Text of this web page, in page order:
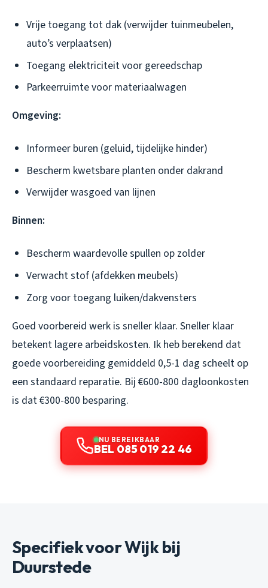
Vrije toegang tot dak (verwijder tuinmeubelen,
auto’s verplaatsen)
Toegang elektriciteit voor gereedschap
Parkeerruimte voor materiaalwagen
Omgeving:
Informeer buren (geluid, tijdelijke hinder)
Bescherm kwetsbare planten onder dakrand
Verwijder wasgoed van lijnen
Binnen:
Bescherm waardevolle spullen op zolder
Verwacht stof (afdekken meubels)
Zorg voor toegang luiken/dakvensters
Goed voorbereid werk is sneller klaar. Sneller klaar
betekent lagere arbeidskosten. Ik heb berekend dat
goede voorbereiding gemiddeld 0,5-1 dag scheelt op
een standaard reparatie. Bij €600-800 dagloonkosten
is dat €300-800 besparing.
NU BEREIKBAAR
BEL 085 019 22 46
Specifiek voor Wijk bij
Duurstede